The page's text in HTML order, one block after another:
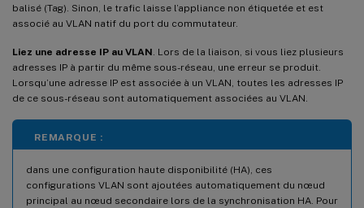
balisé (Tag). Sinon, le trafic laisse l’appliance non étiquetée et est
associé au VLAN natif du port du commutateur.
Liez une adresse IP au VLAN. Lors de la liaison, si vous liez plusieurs
adresses IP à partir du même sous-réseau, une erreur se produit.
Lorsqu’une adresse IP est associée à un VLAN, toutes les adresses IP
de ce sous-réseau sont automatiquement associées au VLAN.
REMARQUE :
dans une configuration haute disponibilité (HA), ces
configurations VLAN sont ajoutées automatiquement du nœud
principal au nœud secondaire lors de la synchronisation HA. Pour